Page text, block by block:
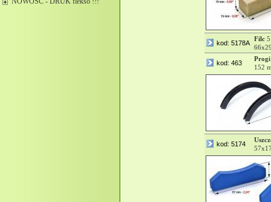
kod: 5178A
Filc
kod: 463
Progi
152
kod: 5174